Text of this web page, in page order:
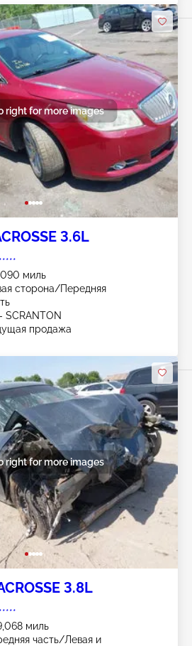
right for more images
3.6L
миль
сторона/Передняя
SCRANTON
продажа
right for more images
3.8L
миль
часть/Левая и